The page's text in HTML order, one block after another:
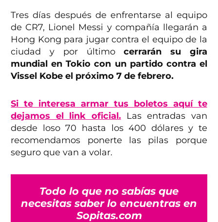
Tres días después de enfrentarse al equipo
de CR7, Lionel Messi y compañía llegarán a
Hong Kong para jugar contra el equipo de la
ciudad y por últimocerrarán su gira
mundial en Tokio con un partido contra el
Vissel Kobe el próximo 7 de febrero.
Si te interesa armar tus boletos aquí te
dejamos el link oficial. Las entradas van
desde loso 70 hasta los 400 dólares y te
recomendamos ponerte las pilas porque
seguro que van a volar.
Todo lo que no sabías que
necesitas saber lo encuentras en
Sopitas.com